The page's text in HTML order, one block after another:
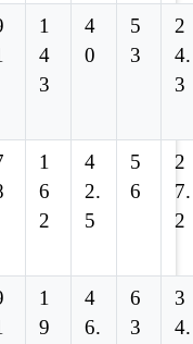
1
4
3
4
0
5
3
2
4.
3
1
6
2
4
2.
5
5
6
2
7.
2
1
9
4
6.
6
3
3
4.